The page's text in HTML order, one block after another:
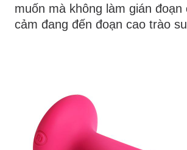
muốn mà không làm gián đoạn
cảm đang đến đoạn cao trào